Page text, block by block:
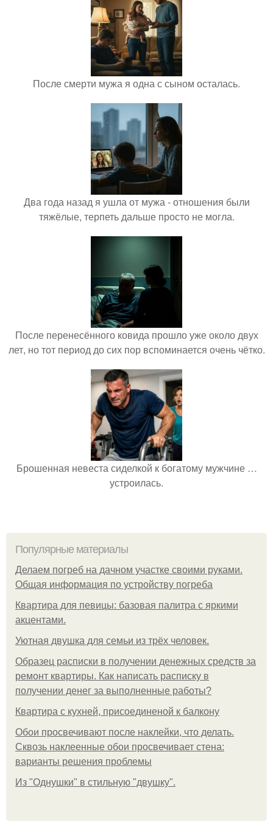
После смерти мужа я одна с сыном осталась.
Два года назад я ушла от мужа - отношения были
тяжёлые, терпеть дальше просто не могла.
После перенесённого ковида прошло уже около двух
лет, но тот период до сих пор вспоминается очень чётко.
Брошенная невеста сиделкой к богатому мужчине …
устроилась.
Популярные материалы
Делаем погреб на дачном участке своими руками.
Общая информация по устройству погреба
Квартира для певицы: базовая палитра с яркими
акцентами.
Уютная двушка для семьи из трёх человек.
Образец расписки в получении денежных средств за
ремонт квартиры. Как написать расписку в
получении денег за выполненные работы?
Квартира с кухней, присоединеной к балкону
Обои просвечивают после наклейки, что делать.
Сквозь наклеенные обои просвечивает стена:
варианты решения проблемы
Из "Однушки" в стильную "двушку".